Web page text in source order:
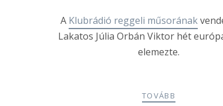
A Klubrádió reggeli műsorának
Lakatos Júlia Orbán Viktor hét
elemezte.
TOVÁBB